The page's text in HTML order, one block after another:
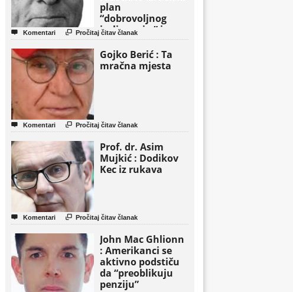
plan
“dobrovoljnog
iseljavanja ” iz
Gaze
 Komentari  Pročitaj čitav članak
Gojko Berić : Ta
mračna mjesta
 Komentari  Pročitaj čitav članak
Prof. dr. Asim
Mujkić : Dodikov
Kec iz rukava
 Komentari  Pročitaj čitav članak
John Mac Ghlionn
: Amerikanci se
aktivno podstiču
da “preoblikuju
penziju”